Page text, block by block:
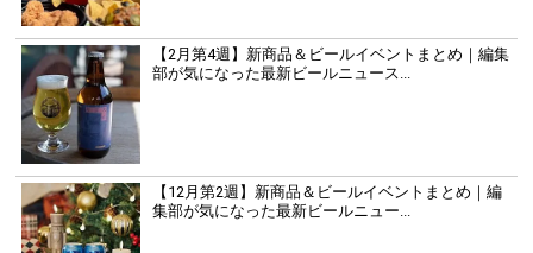
【2月第4週】新商品＆ビールイベントまとめ｜編集
部が気になった最新ビールニュース...
【12月第2週】新商品＆ビールイベントまとめ｜編
集部が気になった最新ビールニュー...